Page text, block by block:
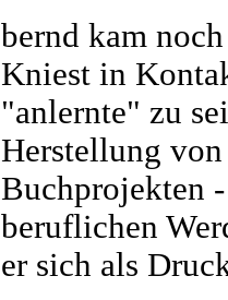
bernd kam
Kniest in
"anlernte" zu
Herstellung
Buchprojekten
beruflichen
er sich als